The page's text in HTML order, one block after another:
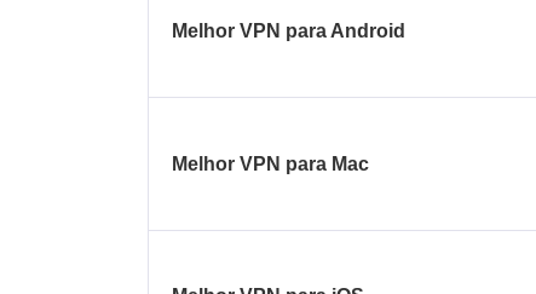
Melhor VPN para Android
Melhor VPN para Mac